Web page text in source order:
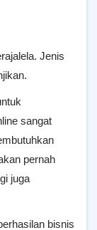
Jenis
sangat
pernah
juga
bisnis